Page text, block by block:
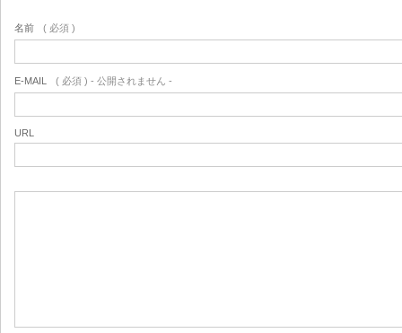
名前 ( 必須 )
E-MAIL ( 必須 ) - 公開されません -
URL